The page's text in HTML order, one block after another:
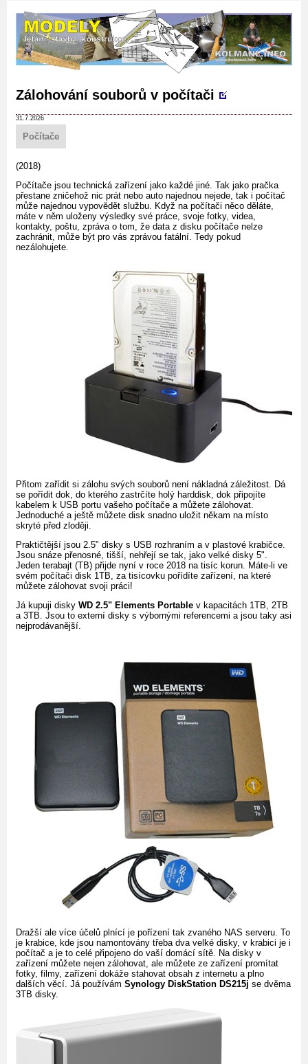
Zálohování souborů v počítači
31.7.2026
Počítače
(2018)
Počítače jsou technická zařízení jako každé jiné. Tak jako pračka
přestane zničehož nic prát nebo auto najednou nejede, tak i počítač
může najednou vypovědět službu. Když na počítači něco děláte,
máte v něm uloženy výsledky své práce, svoje fotky, videa,
kontakty, poštu, zpráva o tom, že data z disku počítače nelze
zachránit, může být pro vás zprávou fatální. Tedy pokud
nezálohujete.
Přitom zařídit si zálohu svých souborů není nákladná záležitost. Dá
se pořídit dok, do kterého zastrčíte holý harddisk, dok připojíte
kabelem k USB portu vašeho počítače a můžete zálohovat.
Jednoduché a ještě můžete disk snadno uložit někam na místo
skryté před zloději.
Praktičtější jsou 2.5" disky s USB rozhraním a v plastové krabičce.
Jsou snáze přenosné, tišší, nehřejí se tak, jako velké disky 5".
Jeden terabajt (TB) přijde nyní v roce 2018 na tisíc korun. Máte-li ve
svém počítači disk 1TB, za tisícovku pořídíte zařízení, na které
můžete zálohovat svoji práci!
Já kupuji disky WD 2.5" Elements Portable v kapacitách 1TB, 2TB
a 3TB. Jsou to externí disky s výbornými referencemi a jsou taky asi
nejprodávanější.
Dražší ale více účelů plnící je pořízení tak zvaného NAS serveru. To
je krabice, kde jsou namontovány třeba dva velké disky, v krabici je i
počítač a je to celé připojeno do vaší domácí sítě. Na disky v
zařízení můžete nejen zálohovat, ale můžete ze zařízení promítat
fotky, filmy, zařízení dokáže stahovat obsah z internetu a plno
dalších věcí. Já používám Synology DiskStation DS215j se dvěma
3TB disky.